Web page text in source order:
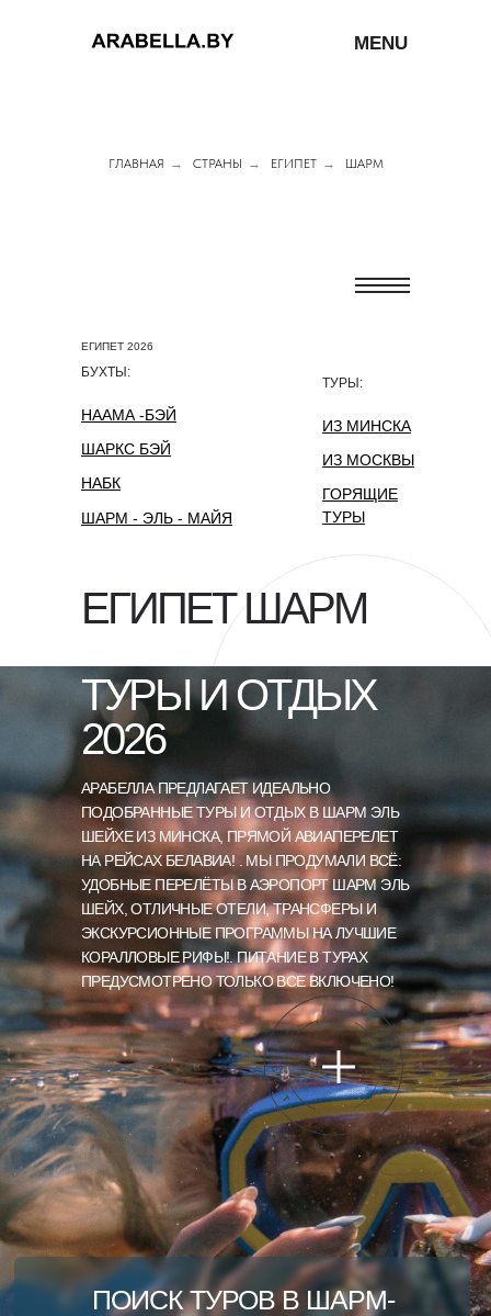
MENU
ГЛАВНАЯ → СТРАНЫ → ЕГИПЕТ → ШАРМ
ЕГИПЕТ 2026
БУХТЫ:
ТУРЫ:
НААМА -БЭЙ
ШАРКС БЭЙ
ШАРМ - ЭЛЬ - МАЙЯ
НАБК
ИЗ МИНСКА
ГОРЯЩИЕ
ТУРЫ
ИЗ МОСКВЫ
ЕГИПЕТ ШАРМ
ТУРЫ И ОТДЫХ
2026
АРАБЕЛЛА ПРЕДЛАГАЕТ ИДЕАЛЬНО
ПОДОБРАННЫЕ ТУРЫ И ОТДЫХ В ШАРМ ЭЛЬ
ШЕЙХЕ ИЗ МИНСКА, ПРЯМОЙ АВИАПЕРЕЛЕТ
НА РЕЙСАХ БЕЛАВИА! . МЫ ПРОДУМАЛИ ВСЁ:
УДОБНЫЕ ПЕРЕЛЁТЫ В АЭРОПОРТ ШАРМ ЭЛЬ
ШЕЙХ, ОТЛИЧНЫЕ ОТЕЛИ, ТРАНСФЕРЫ И
ЭКСКУРСИОННЫЕ ПРОГРАММЫ НА ЛУЧШИЕ
КОРАЛЛОВЫЕ РИФЫ!. ПИТАНИЕ В ТУРАХ
ПРЕДУСМОТРЕНО ТОЛЬКО ВСЕ ВКЛЮЧЕНО!
ПОИСК ТУРОВ В ШАРМ-